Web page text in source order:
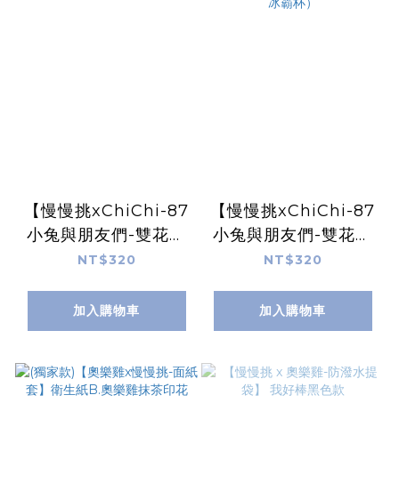
【慢慢挑xChiChi-87
小兔與朋友們-雙花色
防潑水提袋】 人生很
NT$320
加入購物車
【慢慢挑xChiChi-87
小兔與朋友們-雙花色
防潑水提袋】 Happy
裝冰霸杯）
NT$320
加入購物車